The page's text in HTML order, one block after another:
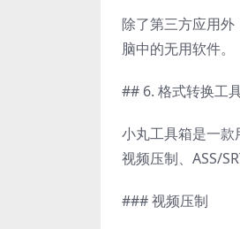
除了第三方应用
脑中的无用软件。
## 6. 格式转换工
小丸工具箱是一
视频压制、ASS/
### 视频压制